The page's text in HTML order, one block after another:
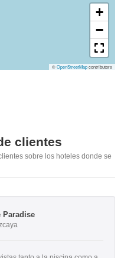
+
−
©OpenStreetMapcontributors
clientes
sobre los hoteles donde se
Paradise